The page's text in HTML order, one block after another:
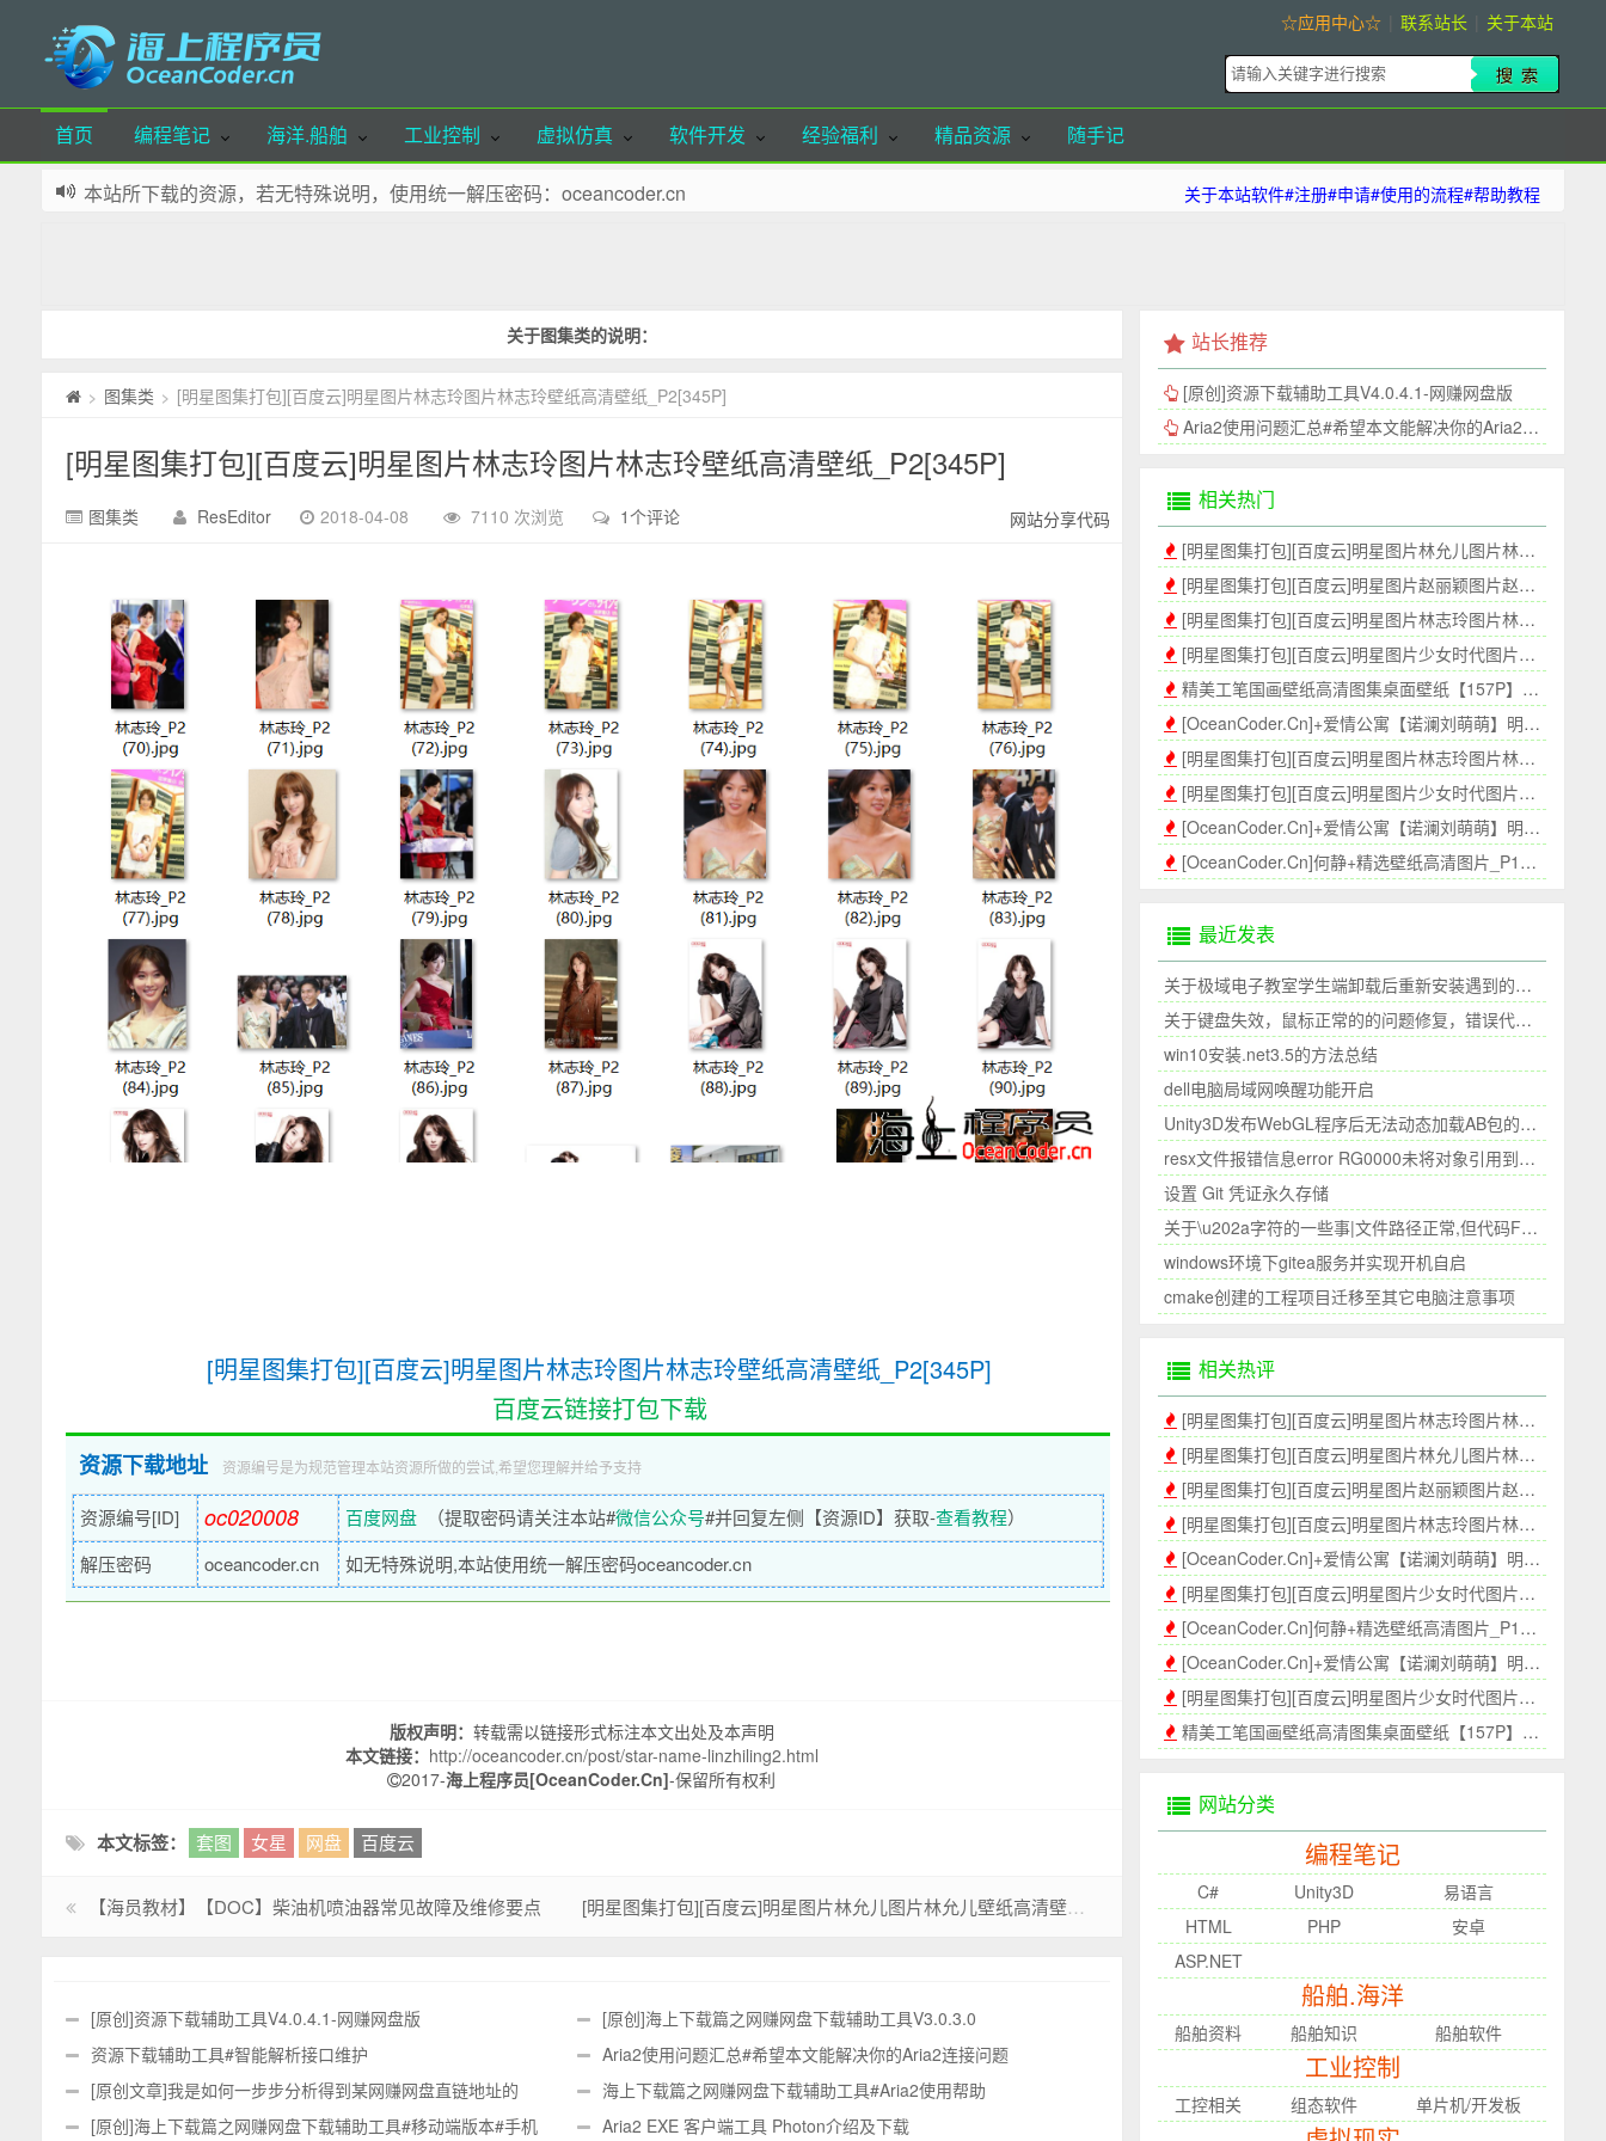
☆应用中心☆ 联系站长 关于本站
首页 编程笔记 海洋.船舶 工业控制 虚拟仿真 软件开发 经验福利 精品资源 随手记
关于本站软件#注册#申请#使用的流程#帮助教程
本站所下载的资源，若无特殊说明，使用统一解压密码：oceancoder.cn
本站所有文章，除特殊标明外，皆为本人原创，转载请注明出处，谢谢合作！
关于图集类的说明：
> 图集类 > [明星图集打包][百度云]明星图片林志玲图片林志玲壁纸高清壁纸_P2[345P]
[明星图集打包][百度云]明星图片林志玲图片林志玲壁纸高清壁纸_P2[345P]
图集类 ResEditor 2018-04-08 7110 次浏览 1个评论 网站分享代码
[明星图集打包][百度云]明星图片林志玲图片林志玲壁纸高清壁纸_P2[345P]
百度云链接打包下载
资源下载地址资源编号是为规范管理本站资源所做的尝试,希望您理解并给予支持
资源编号[ID] oc020008 百度网盘（提取密码请关注本站#微信公众号#并回复左侧【资源ID】获取-查看教程）
解压密码
oceancoder.cn 如无特殊说明,本站使用统一解压密码oceancoder.cn
版权声明： 转载需以链接形式标注本文出处及本声明
本文链接： http://oceancoder.cn/post/star-name-linzhiling2.html
2017-海上程序员[OceanCoder.Cn]-保留所有权利
本文标签： 套图 女星 网盘 百度云
【海员教材】【DOC】柴油机喷油器常见故障及维修要点 [明星图集打包][百度云]明星图片林允儿图片林允儿壁纸高清壁纸[410P]
[原创]资源下载辅助工具V4.0.4.1-网赚网盘版
[原创]海上下载篇之网赚网盘下载辅助工具V3.0.3.0
资源下载辅助工具#智能解析接口维护
Aria2使用问题汇总#希望本文能解决你的Aria2连接问题
[原创文章]我是如何一步步分析得到某网赚网盘直链地址的
海上下载篇之网赚网盘下载辅助工具#Aria2使用帮助
[原创]海上下载篇之网赚网盘下载辅助工具#移动端版本#手机
Aria2 EXE 客户端工具 Photon介绍及下载
站长推荐
[原创]资源下载辅助工具V4.0.4.1-网赚网盘版
Aria2使用问题汇总#希望本文能解决你的Aria2连接问题
相关热门
[明星图集打包][百度云]明星图片林允儿图片林允儿壁纸高清壁纸[410P]
[明星图集打包][百度云]明星图片赵丽颖图片赵丽颖壁纸高清壁纸[314P]
[明星图集打包][百度云]明星图片林志玲图片林志玲壁纸高清壁纸[300P]
[明星图集打包][百度云]明星图片少女时代图片少年时代壁纸高清壁纸P2[350P]
精美工笔国画壁纸高清图集桌面壁纸【157P】-海上程序员[OceanCoder.Cn]
[OceanCoder.Cn]+爱情公寓【诺澜刘萌萌】明星图集[388P]_P2
[明星图集打包][百度云]明星图片林志玲图片林志玲壁纸高清壁纸_P2[345P]
[明星图集打包][百度云]明星图片少女时代图片少年时代壁纸高清壁纸P1[300P]
[OceanCoder.Cn]+爱情公寓【诺澜刘萌萌】明星图集[304P]_P1
[OceanCoder.Cn]何静+精选壁纸高清图片_P1[400P]
最近发表
关于极域电子教室学生端卸载后重新安装遇到的问题
关于键盘失效，鼠标正常的的问题修复，错误代码39
win10安装.net3.5的方法总结
dell电脑局域网唤醒功能开启
Unity3D发布WebGL程序后无法动态加载AB包的问题
resx文件报错信息error RG0000未将对象引用到设置的实例||未能加载文件或程序集
设置 Git 凭证永久存储
关于\u202a字符的一些事|文件路径正常,但代码File.Exists显示文件不存在|复制的文件路径和手写的路径不一致
windows环境下gitea服务并实现开机自启
cmake创建的工程项目迁移至其它电脑注意事项
相关热评
[明星图集打包][百度云]明星图片林志玲图片林志玲壁纸高清壁纸_P2[345P]
[明星图集打包][百度云]明星图片林允儿图片林允儿壁纸高清壁纸[410P]
[明星图集打包][百度云]明星图片赵丽颖图片赵丽颖壁纸高清壁纸[314P]
[明星图集打包][百度云]明星图片林志玲图片林志玲壁纸高清壁纸[300P]
[OceanCoder.Cn]+爱情公寓【诺澜刘萌萌】明星图集[304P]_P1
[明星图集打包][百度云]明星图片少女时代图片少年时代壁纸高清壁纸P1[300P]
[OceanCoder.Cn]何静+精选壁纸高清图片_P1[400P]
[OceanCoder.Cn]+爱情公寓【诺澜刘萌萌】明星图集[388P]_P2
[明星图集打包][百度云]明星图片少女时代图片少年时代壁纸高清壁纸P2[350P]
精美工笔国画壁纸高清图集桌面壁纸【157P】-海上程序员[OceanCoder.Cn]
网站分类
编程笔记
C# Unity3D
易语言
HTML
PHP
安卓
ASP.NET
船舶.海洋
船舶资料 船舶知识 船舶软件
工业控制
工控相关 组态软件 单片机/开发板